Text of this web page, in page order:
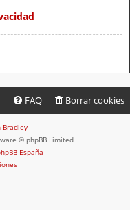
Borrar cookies
FAQ
Bradley
© phpBB Limited
España